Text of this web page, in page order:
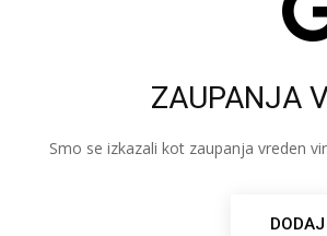
ZAUPANJA
Smo se izkazali kot zaupanja vreden
DODAJ